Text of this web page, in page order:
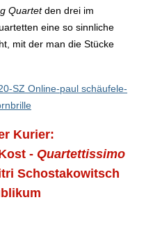
Quartetden drei im
eine so sinnliche
mit der man die Stücke
SZ Online-paul schäufele-
Kurier:
- Quartettissimo
Schostakowitsch